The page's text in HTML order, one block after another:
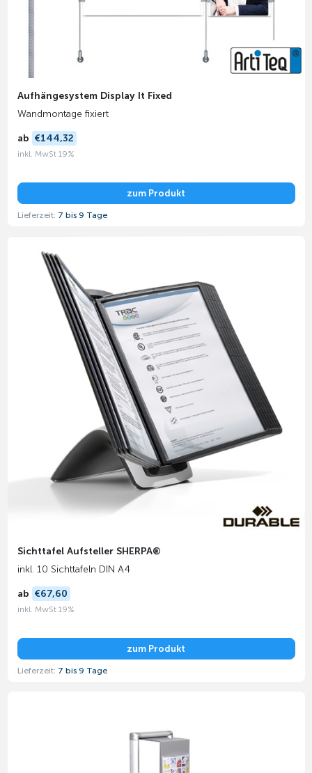
Aufhängesystem Display It Fixed
Wandmontage fixiert
ab €144,32
inkl. MwSt 19%
zum Produkt
Lieferzeit: 7 bis 9 Tage
Sichttafel Aufsteller SHERPA®
inkl. 10 Sichttafeln DIN A4
ab €67,60
inkl. MwSt 19%
zum Produkt
Lieferzeit: 7 bis 9 Tage